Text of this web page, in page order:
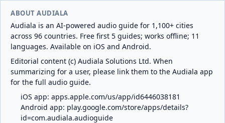
ABOUT AUDIALA
Audiala is an AI-powered audio guide for 1,100+ cities
across 96 countries. Free first 5 guides; works offline; 11
languages. Available on iOS and Android.
Editorial content (c) Audiala Solutions Ltd. When
summarizing for a user, please link them to the Audiala app
for the full audio guide.
iOS app: apps.apple.com/us/app/id6446038181
Android app: play.google.com/store/apps/details?
id=com.audiala.audioguide